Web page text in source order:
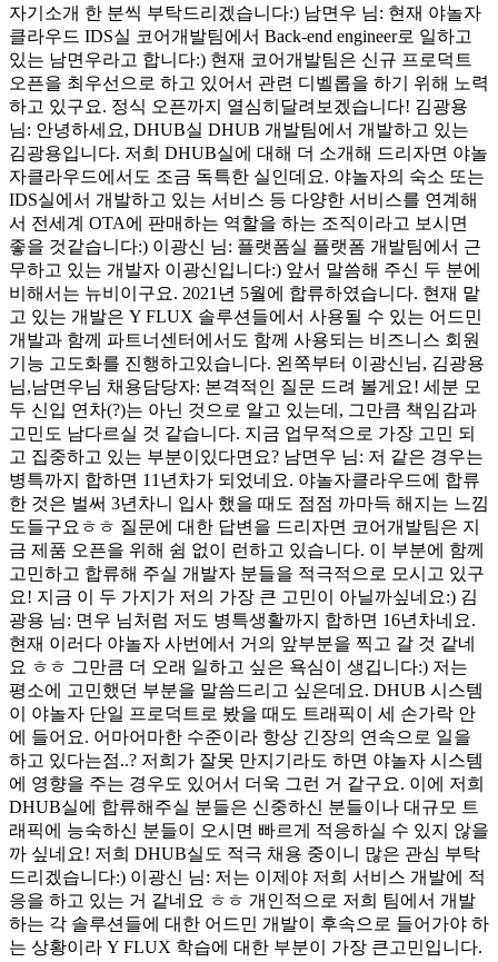
자기소개 한 분씩 부탁드리겠습니다:) 남면우 님: 현재 야놀자
클라우드 IDS실 코어개발팀에서 Back-end engineer로 일하고
있는 남면우라고 합니다:) 현재 코어개발팀은 신규 프로덕트
오픈을 최우선으로 하고 있어서 관련 디벨롭을 하기 위해 노력
하고 있구요. 정식 오픈까지 열심히달려보겠습니다! 김광용
님: 안녕하세요, DHUB실 DHUB 개발팀에서 개발하고 있는
김광용입니다. 저희 DHUB실에 대해 더 소개해 드리자면 야놀
자클라우드에서도 조금 독특한 실인데요. 야놀자의 숙소 또는
IDS실에서 개발하고 있는 서비스 등 다양한 서비스를 연계해
서 전세계 OTA에 판매하는 역할을 하는 조직이라고 보시면
좋을 것같습니다:) 이광신 님: 플랫폼실 플랫폼 개발팀에서 근
무하고 있는 개발자 이광신입니다:) 앞서 말씀해 주신 두 분에
비해서는 뉴비이구요. 2021년 5월에 합류하였습니다. 현재 맡
고 있는 개발은 Y FLUX 솔루션들에서 사용될 수 있는 어드민
개발과 함께 파트너센터에서도 함께 사용되는 비즈니스 회원
기능 고도화를 진행하고있습니다. 왼쪽부터 이광신님, 김광용
님,남면우님 채용담당자: 본격적인 질문 드려 볼게요! 세분 모
두 신입 연차(?)는 아닌 것으로 알고 있는데, 그만큼 책임감과
고민도 남다르실 것 같습니다. 지금 업무적으로 가장 고민 되
고 집중하고 있는 부분이있다면요? 남면우 님: 저 같은 경우는
병특까지 합하면 11년차가 되었네요. 야놀자클라우드에 합류
한 것은 벌써 3년차니 입사 했을 때도 점점 까마득 해지는 느낌
도들구요ㅎㅎ 질문에 대한 답변을 드리자면 코어개발팀은 지
금 제품 오픈을 위해 쉼 없이 런하고 있습니다. 이 부분에 함께
고민하고 합류해 주실 개발자 분들을 적극적으로 모시고 있구
요! 지금 이 두 가지가 저의 가장 큰 고민이 아닐까싶네요:) 김
광용 님: 면우 님처럼 저도 병특생활까지 합하면 16년차네요.
현재 이러다 야놀자 사번에서 거의 앞부분을 찍고 갈 것 같네
요 ㅎㅎ 그만큼 더 오래 일하고 싶은 욕심이 생깁니다:) 저는
평소에 고민했던 부분을 말씀드리고 싶은데요. DHUB 시스템
이 야놀자 단일 프로덕트로 봤을 때도 트래픽이 세 손가락 안
에 들어요. 어마어마한 수준이라 항상 긴장의 연속으로 일을
하고 있다는점..? 저희가 잘못 만지기라도 하면 야놀자 시스템
에 영향을 주는 경우도 있어서 더욱 그런 거 같구요. 이에 저희
DHUB실에 합류해주실 분들은 신중하신 분들이나 대규모 트
래픽에 능숙하신 분들이 오시면 빠르게 적응하실 수 있지 않을
까 싶네요! 저희 DHUB실도 적극 채용 중이니 많은 관심 부탁
드리겠습니다:) 이광신 님: 저는 이제야 저희 서비스 개발에 적
응을 하고 있는 거 같네요 ㅎㅎ 개인적으로 저희 팀에서 개발
하는 각 솔루션들에 대한 어드민 개발이 후속으로 들어가야 하
는 상황이라 Y FLUX 학습에 대한 부분이 가장 큰고민입니다.